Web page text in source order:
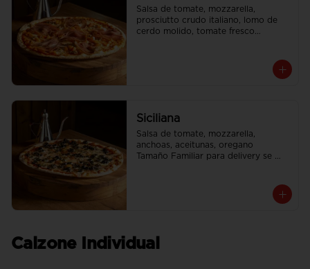
Salsa de tomate, mozzarella,
prosciutto crudo italiano, lomo de
cerdo molido, tomate fresco
Siciliana
Salsa de tomate, mozzarella,
anchoas, aceitunas, oregano
Tamaño Familiar para delivery se
Calzone Individual